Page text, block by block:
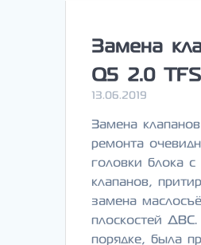
Замена
Q5 2.0 TFSI
13.06.2019
Замена
ремонта
головки блока
клапанов,
замена
плоскостей
порядке, была